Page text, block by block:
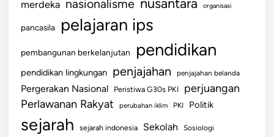
merdeka nasionalisme organisasi
pancasila pelajaran ips
pembangunan berkelanjutan pendidikan
pendidikan lingkungan penjajahan penjajahan belanda
Pergerakan Nasional Peristiwa G30s PKI perjuangan
Perlawanan Rakyat perubahan iklim PKI Politik
sejarah sejarah indonesia Sekolah Sosiologi